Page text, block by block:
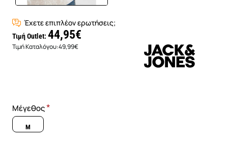
Έχετε επιπλέον ερωτήσεις;
Τιμή Outlet: 44,95€
Τιμή Καταλόγου:49,99€
Μέγεθος
M